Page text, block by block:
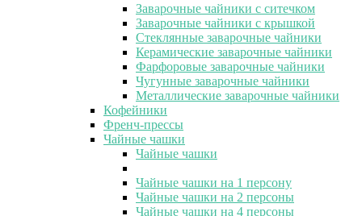
Заварочные чайники с ситечком
Заварочные чайники с крышкой
Стеклянные заварочные чайники
Керамические заварочные чайники
Фарфоровые заварочные чайники
Чугунные заварочные чайники
Металлические заварочные чайники
Кофейники
Френч-прессы
Чайные чашки
Чайные чашки
Чайные чашки на 1 персону
Чайные чашки на 2 персоны
Чайные чашки на 4 персоны